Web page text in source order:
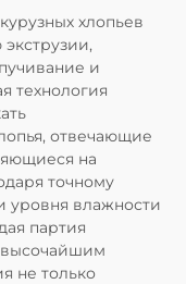
хлопьев
и
технология
отвечающие
на
точному
уровня влажности
партия
высочайшим
не только